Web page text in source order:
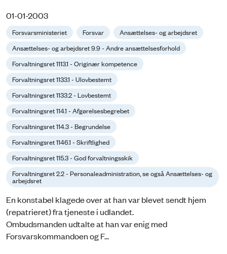
01-01-2003
Forsvarsministeriet Forsvar
Ansættelses- og arbejdsret
Ansættelses- og arbejdsret 9.9 - Andre ansættelsesforhold
Forvaltningsret 1113.1 - Originær kompetence
Forvaltningsret 1133.1 - Ulovbestemt
Forvaltningsret 1133.2 - Lovbestemt
Forvaltningsret 114.1 - Afgørelsesbegrebet
Forvaltningsret 114.3 - Begrundelse
Forvaltningsret 1146.1 - Skriftlighed
Forvaltningsret 115.3 - God forvaltningsskik
Forvaltningsret 2.2 - Personaleadministration, se også Ansættelses- og
arbejdsret
En konstabel klagede over at han var blevet sendt hjem
(repatrieret) fra tjeneste i udlandet.
Ombudsmanden udtalte at han var enig med
Forsvarskommandoen og F...